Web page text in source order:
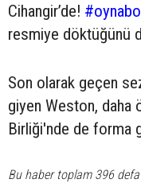
Cihangir’de!
resmiye döktüğünü
Son olarak geçen
giyen Weston, daha
Birliği'nde de forma
Bu haber toplam 396